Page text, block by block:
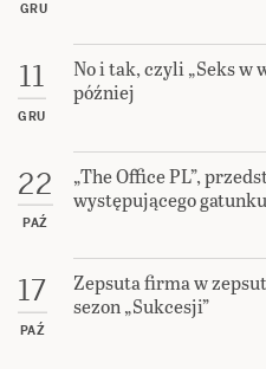
GRU
11
GRU
No i tak, czyli „Seks
później
22
PAŹ
„The Office PL”,
występującego
17
PAŹ
Zepsuta firma w
sezon „Sukcesji”